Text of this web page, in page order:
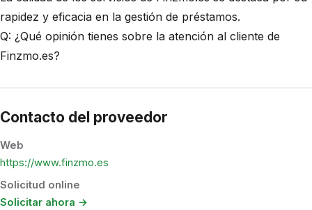
rapidez y eficacia en la gestión de préstamos.
Q: ¿Qué opinión tienes sobre la atención al cliente de
Finzmo.es?
Contacto del proveedor
Web
https://www.finzmo.es
Solicitud online
Solicitar ahora →